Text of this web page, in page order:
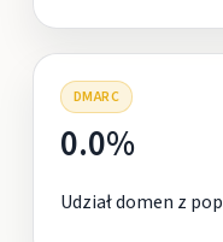
DMARC
0.0%
Udział domen z